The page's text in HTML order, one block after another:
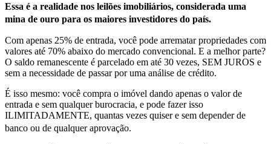
Essa é a realidade nos leilões imobiliários, considerada uma
mina de ouro para os maiores investidores do país.
Com apenas 25% de entrada, você pode arrematar propriedades com
valores até 70% abaixo do mercado convencional. E a melhor parte?
O saldo remanescente é parcelado em até 30 vezes, SEM JUROS e
sem a necessidade de passar por uma análise de crédito.
É isso mesmo: você compra o imóvel dando apenas o valor de
entrada e sem qualquer burocracia, e pode fazer isso
ILIMITADAMENTE, quantas vezes quiser e sem depender de
banco ou de qualquer aprovação.